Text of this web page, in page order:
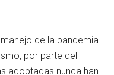
de la pandemia
por parte del
adoptadas nunca han